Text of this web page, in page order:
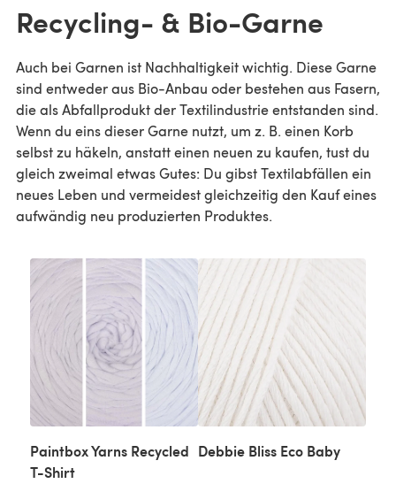
Recycling- & Bio-Garne
Auch bei Garnen ist Nachhaltigkeit wichtig. Diese Garne
sind entweder aus Bio-Anbau oder bestehen aus Fasern,
die als Abfallprodukt der Textilindustrie entstanden sind.
Wenn du eins dieser Garne nutzt, um z. B. einen Korb
selbst zu häkeln, anstatt einen neuen zu kaufen, tust du
gleich zweimal etwas Gutes: Du gibst Textilabfällen ein
neues Leben und vermeidest gleichzeitig den Kauf eines
aufwändig neu produzierten Produktes.
Paintbox Yarns Recycled
T-Shirt
Debbie Bliss Eco Baby